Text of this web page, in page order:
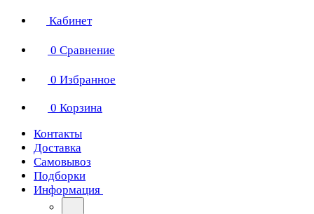
Кабинет
0 Сравнение
0 Избранное
0 Корзина
Контакты
Доставка
Самовывоз
Подборки
Информация